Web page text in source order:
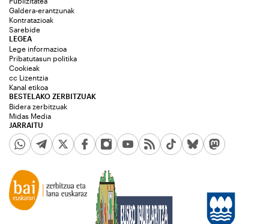
Galdera-erantzunak
Kontratazioak
Sarebide
JARRAITU
LEGEA
Lege informazioa
Pribatutasun politika
Cookieak
cc Lizentzia
Kanal etikoa
BESTELAKO ZERBITZUAK
Bidera zerbitzuak
Midas Media